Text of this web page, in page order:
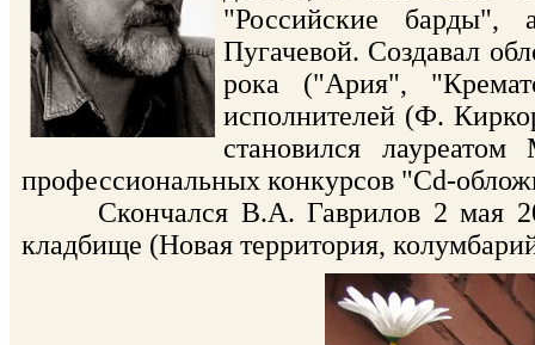
"Российские
Пугачевой. Создавал
рока ("Ария",
исполнителей (Ф.
становился
профессиональных конкурсов "Cd-
Скончался В.А. Гаврилов 2 мая
кладбище (Новая территория,